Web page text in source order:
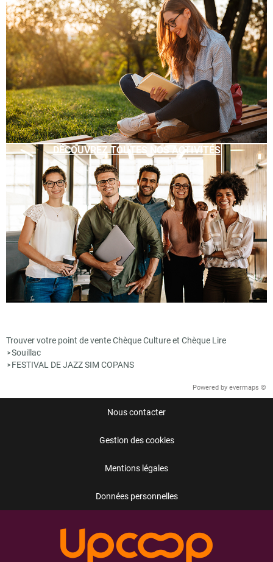
DÉCOUVREZ TOUTES NOS ACTIVITÉS
Trouver votre point de vente Chèque Culture et Chèque Lire
>Souillac
> FESTIVAL DE JAZZ SIM COPANS
Powered by evermaps ©
Nous contacter
Gestion des cookies
Mentions légales
Données personnelles